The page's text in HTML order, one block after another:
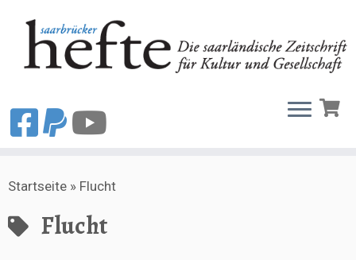
Inhalt
Startseite » Flucht
Flucht